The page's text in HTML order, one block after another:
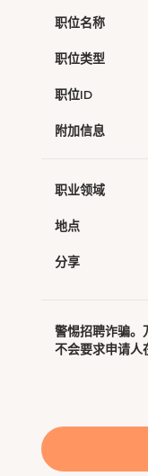
职位名称
职位类型
职位ID
附加信息
职业领域
地点
分享
警惕招聘诈骗。
不会要求申请人